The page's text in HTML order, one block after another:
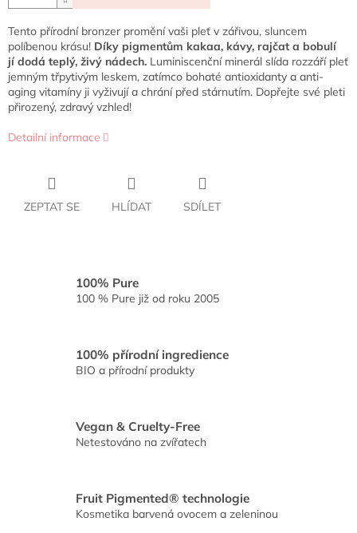
Tento přírodní bronzer promění vaši pleť v zářivou, sluncem
políbenou krásu! Díky pigmentům kakaa, kávy, rajčat a bobulí
jí dodá teplý, živý nádech. Luminiscenční minerál slída rozzáří pleť
jemným třpytivým leskem, zatímco bohaté antioxidanty a anti-
aging vitamíny ji vyživují a chrání před stárnutím. Dopřejte své pleti
přirozený, zdravý vzhled!
Detailní informace
ZEPTAT SE HLÍDAT SDÍLET
100% Pure
100 % Pure již od roku 2005
100% přírodní ingredience
BIO a přírodní produkty
Vegan & Cruelty-Free
Netestováno na zvířatech
Fruit Pigmented® technologie
Kosmetika barvená ovocem a zeleninou